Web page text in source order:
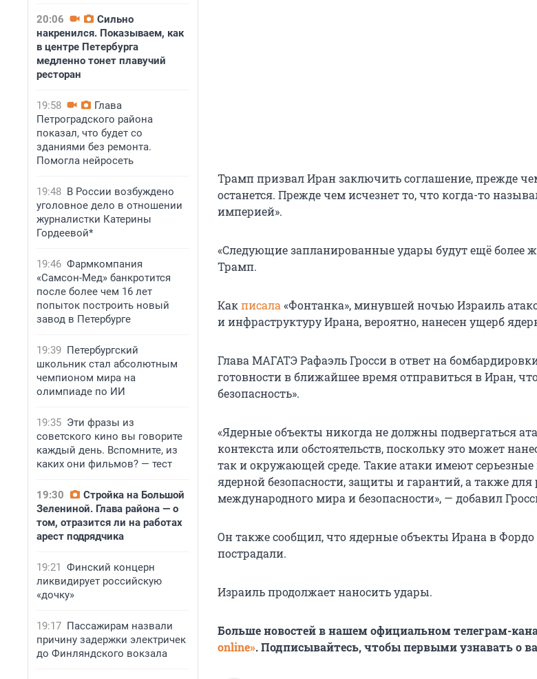
20:06
Сильно
накренился. Показываем, как
в центре Петербурга
медленно тонет плавучий
ресторан
19:58
Глава
Петроградского района
показал, что будет со
зданиями без ремонта.
Помогла нейросеть
19:48 В России возбуждено
уголовное дело в отношении
журналистки Катерины
Гордеевой*
19:46 Фармкомпания
«Самсон-Мед» банкротится
после более чем 16 лет
попыток построить новый
завод в Петербурге
19:39 Петербургский
школьник стал абсолютным
чемпионом мира на
олимпиаде по ИИ
19:35 Эти фразы из
советского кино вы говорите
каждый день. Вспомните, из
каких они фильмов? — тест
19:30
Стройка на Большой
Зелениной. Глава района — о
том, отразится ли на работах
арест подрядчика
19:21 Финский концерн
ликвидирует российскую
«дочку»
19:17 Пассажирам назвали
причину задержки электричек
до Финляндского вокзала
Трамп призвал Иран заключить соглашение, прежде
останется. Прежде чем исчезнет то, что когда-то
империей».
«Следующие запланированные удары будут ещё более
Трамп.
Какписала «Фонтанка», минувшей ночью Израиль
и инфраструктуру Ирана, вероятно, нанесен ущерб
Глава МАГАТЭ Рафаэль Гросси в ответ на
готовности в ближайшее время отправиться в Иран,
безопасность».
«Ядерные объекты никогда не должны подвергаться
контекста или обстоятельств, поскольку это может
так и окружающей среде. Такие атаки имеют серьезные
ядерной безопасности, защиты и гарантий, а также для
международного мира и безопасности», — добавил
Он также сообщил, что ядерные объекты Ирана в Фордо
пострадали.
Израиль продолжает наносить удары.
Больше новостей в нашем официальном телеграм-
online». Подписывайтесь, чтобы первыми узнавать о